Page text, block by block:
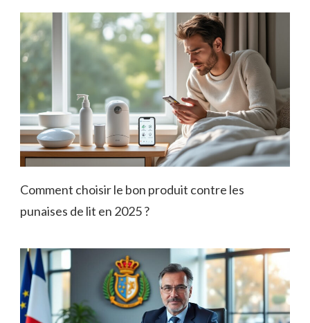
Comment choisir le bon produit contre les
punaises de lit en 2025 ?